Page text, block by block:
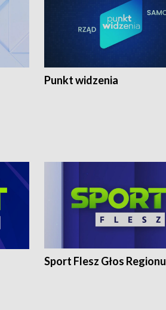
Punkt widzenia
Sport Flesz Głos Regionu